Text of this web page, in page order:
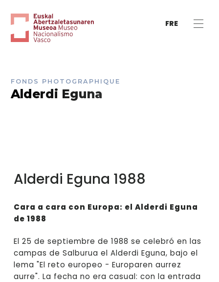
FRE
FONDS PHOTOGRAPHIQUE
Alderdi Eguna
Alderdi Eguna 1988
Cara a cara con Europa: el Alderdi Eguna
de 1988
El 25 de septiembre de 1988 se celebró en las
campas de Salburua el Alderdi Eguna, bajo el
lema "El reto europeo - Europaren aurrez
aurre". La fecha no era casual: con la entrada